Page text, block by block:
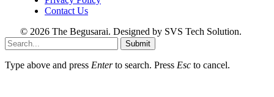
Contact Us
© 2026 The Begusarai. Designed by SVS Tech Solution.
Submit
Type above and press Enterto search. Press Esc to cancel.